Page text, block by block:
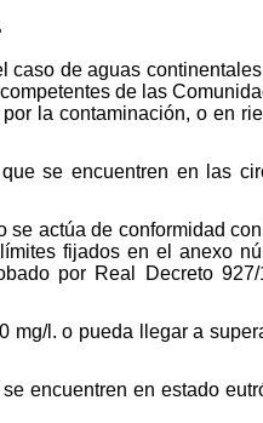
caso de aguas
de las
la contaminación, o en
se encuentren en las
actúa de conformidad
fijados en el anexo
por Real Decreto
mg/l. o pueda llegar a
encuentren en estado